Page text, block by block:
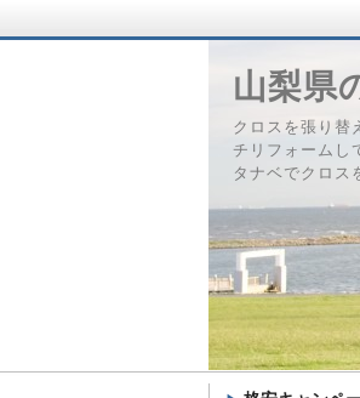
山梨県
クロスを張り替
チリフォームし
タナベでクロス